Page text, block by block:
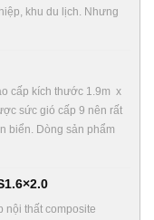
khu du lịch. Nhưng
cấp kích thước 1.9m x
sức gió cấp 9 nên rất
biển. Dòng sản phẩm
nội thất composite